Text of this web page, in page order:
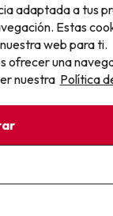
la que
peque
Podréis
adaptada a tus
Estas
web para ti.
ofrecer una
nuestra Política